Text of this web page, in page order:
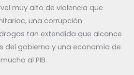
muy alto de violencia que
una corrupción
tan extendida que alcance
del gobierno y una economía de
al PIB.